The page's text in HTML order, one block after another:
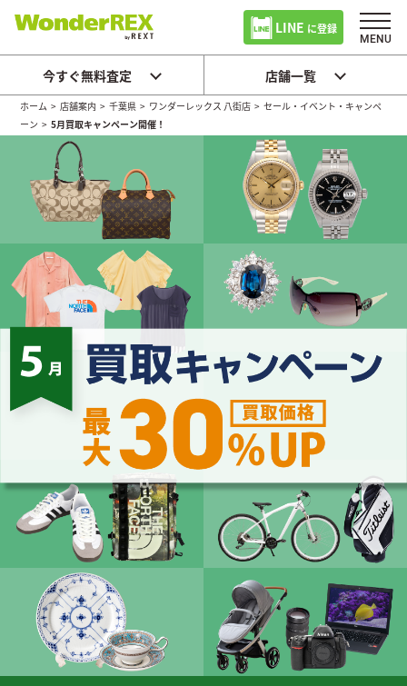
LINE に登録
今すぐ無料査定 店舗一覧
ホーム >店舗案内 >千葉県 > ワンダーレックス 八街店 >セール・イベント・キャンペ
ーン >5月買取キャンペーン開催！